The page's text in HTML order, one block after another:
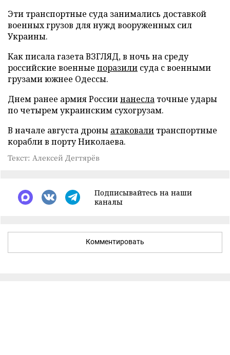
Эти транспортные суда занимались доставкой
военных грузов для нужд вооруженных сил
Украины.
Как писала газета ВЗГЛЯД, в ночь на среду
российские военные поразили суда с военными
грузами южнее Одессы.
Днем ранее армия Россиинанесла точные удары
по четырем украинским сухогрузам.
В начале августа дроны атаковали транспортные
корабли в порту Николаева.
Текст: Алексей Дегтярёв
Подписывайтесь на наши
каналы
Комментировать